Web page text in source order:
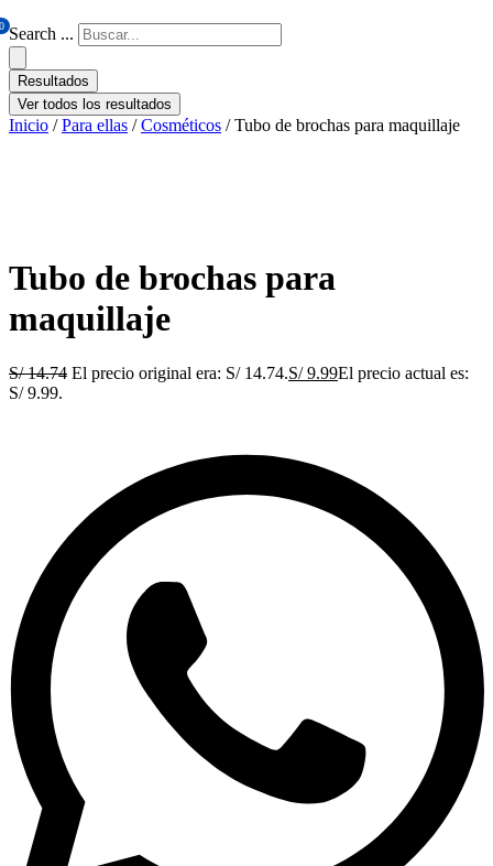
0 Search ...
Resultados
Ver todos los resultados
Inicio /Para ellas /Cosméticos / Tubo de brochas para maquillaje
Tubo de brochas para
maquillaje
S/14.74 El precio original era: S/ 14.74.S/9.99El precio actual es:
S/ 9.99.